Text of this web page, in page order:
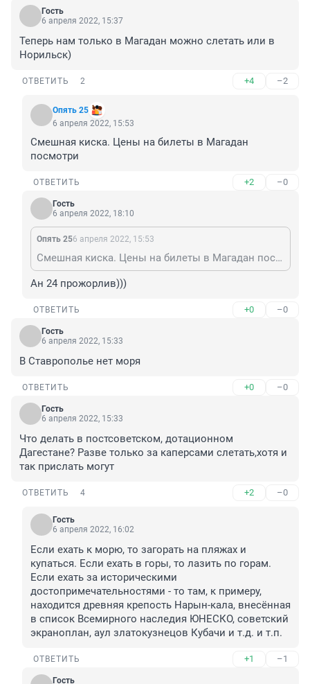
Гость
6 апреля 2022, 15:37
Теперь нам только в Магадан можно слетать или в
Норильск)
ОТВЕТИТЬ 2 +4 –2
Опять 25
6 апреля 2022, 15:53
Смешная киска. Цены на билеты в Магадан
посмотри
ОТВЕТИТЬ +2 –0
Гость
6 апреля 2022, 18:10
Опять 256 апреля 2022, 15:53
Смешная киска. Цены на билеты в Магадан посмотри
Ан 24 прожорлив)))
ОТВЕТИТЬ +0 –0
Гость
6 апреля 2022, 15:33
В Ставрополье нет моря
ОТВЕТИТЬ +0 –0
Гость
6 апреля 2022, 15:33
Что делать в постсоветском, дотационном
Дагестане? Разве только за каперсами слетать,хотя и
так прислать могут
ОТВЕТИТЬ 4 +2 –0
Гость
6 апреля 2022, 16:02
Если ехать к морю, то загорать на пляжах и
купаться. Если ехать в горы, то лазить по горам.
Если ехать за историческими
достопримечательностями - то там, к примеру,
находится древняя крепость Нарын-кала, внесённая
в список Всемирного наследия ЮНЕСКО, советский
экраноплан, аул златокузнецов Кубачи и т.д. и т.п.
ОТВЕТИТЬ +1 –1
Гость